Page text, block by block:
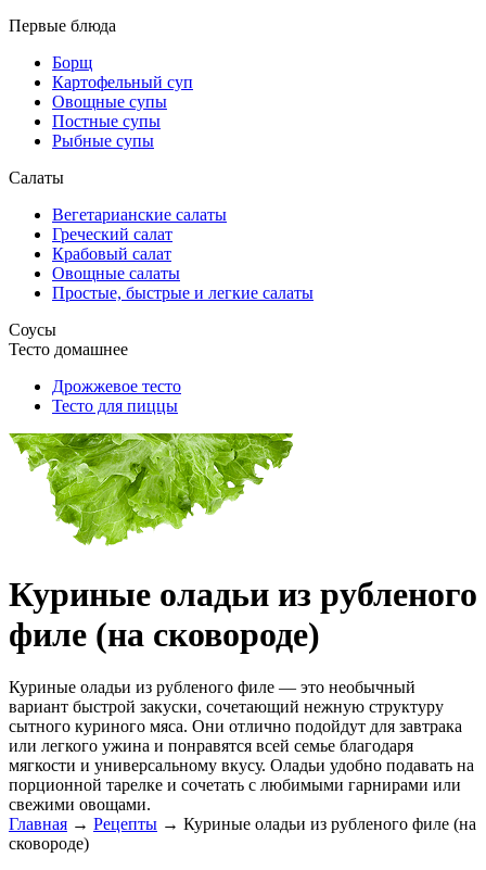
Первые блюда
Борщ
Картофельный суп
Овощные супы
Постные супы
Рыбные супы
Салаты
Вегетарианские салаты
Греческий салат
Крабовый салат
Овощные салаты
Простые, быстрые и легкие салаты
Соусы
Тесто домашнее
Дрожжевое тесто
Тесто для пиццы
Куриные оладьи из рубленого
филе (на сковороде)
Куриные оладьи из рубленого филе — это необычный
вариант быстрой закуски, сочетающий нежную структуру
сытного куриного мяса. Они отлично подойдут для завтрака
или легкого ужина и понравятся всей семье благодаря
мягкости и универсальному вкусу. Оладьи удобно подавать на
порционной тарелке и сочетать с любимыми гарнирами или
свежими овощами.
Главная → Рецепты → Куриные оладьи из рубленого филе (на
сковороде)